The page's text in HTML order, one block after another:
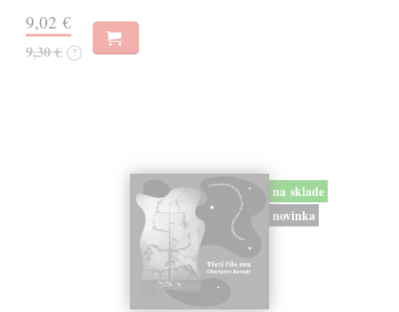
9,02 €
9,30 € ?
na sklade
novinka